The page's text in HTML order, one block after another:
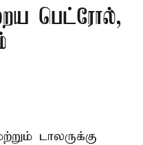
பெட்ரோல்,
டாலருக்கு